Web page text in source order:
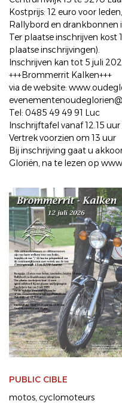
Kostprijs: 12 euro voor
Rallybord en drankbonnen
Ter plaatse inschrijven kost
plaatse inschrijvingen).
Inschrijven kan tot 5 juli
+++Brommerrit Kalken+++
via de website:
Tel: 0485 49 49 91 Luc
Inschrijftafel vanaf 12.15
Vertrek voorzien om 13 uur
Bij inschrijving gaat u
Gloriën, na te lezen op
PUBLIC CIBLE
motos cyclomoteurs